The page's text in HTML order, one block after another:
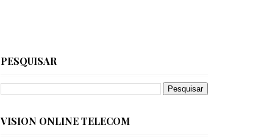
PESQUISAR
VISION ONLINE TELECOM